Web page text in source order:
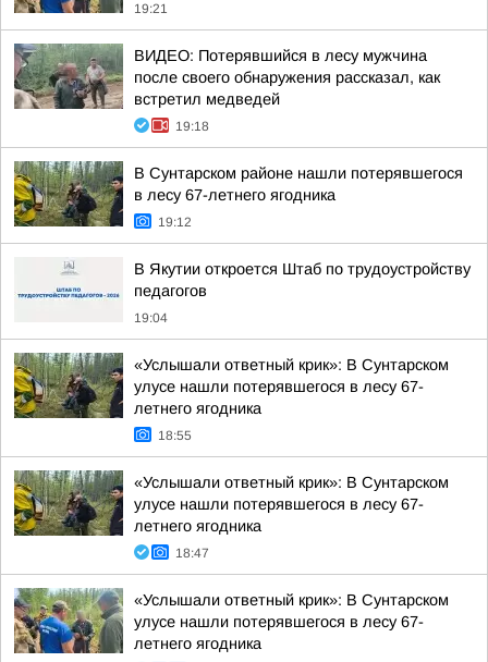
19:21
ВИДЕО: Потерявшийся в лесу мужчина
после своего обнаружения рассказал, как
встретил медведей
19:18
В Сунтарском районе нашли потерявшегося
в лесу 67-летнего ягодника
19:12
В Якутии откроется Штаб по трудоустройству
педагогов
19:04
«Услышали ответный крик»: В Сунтарском
улусе нашли потерявшегося в лесу 67-
летнего ягодника
18:55
«Услышали ответный крик»: В Сунтарском
улусе нашли потерявшегося в лесу 67-
летнего ягодника
18:47
«Услышали ответный крик»: В Сунтарском
улусе нашли потерявшегося в лесу 67-
летнего ягодника